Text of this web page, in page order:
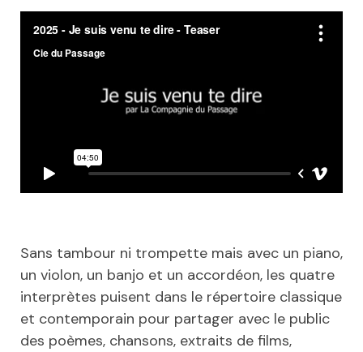
Sans tambour ni trompette mais avec un piano,
un violon, un banjo et un accordéon, les quatre
interprètes puisent dans le répertoire classique
et contemporain pour partager avec le public
des poèmes, chansons, extraits de films,